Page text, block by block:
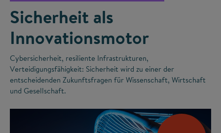
Sicherheit als
Innovationsmotor
Cybersicherheit, resiliente Infrastrukturen,
Verteidigungsfähigkeit: Sicherheit wird zu einer der
entscheidenden Zukunftsfragen für Wissenschaft, Wirtschaft
und Gesellschaft.